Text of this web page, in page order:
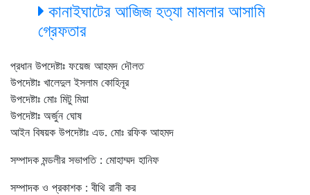
কানাইঘাটের আজিজ হত্যা মামলার আসামি
গ্রেফতার
প্রধান উপদেষ্টাঃ ফয়েজ আহমদ দৌলত
উপদেষ্টাঃ খালেদুল ইসলাম কোহিনূর
উপদেষ্টাঃ মোঃ মিটু মিয়া
উপদেষ্টাঃ অর্জুন ঘোষ
আইন বিষয়ক উপদেষ্টাঃ এড. মোঃ রফিক আহমদ
সম্পাদক মন্ডলীর সভাপতি : মোহাম্মদ হানিফ
সম্পাদক ও প্রকাশক : বীথি রানী কর